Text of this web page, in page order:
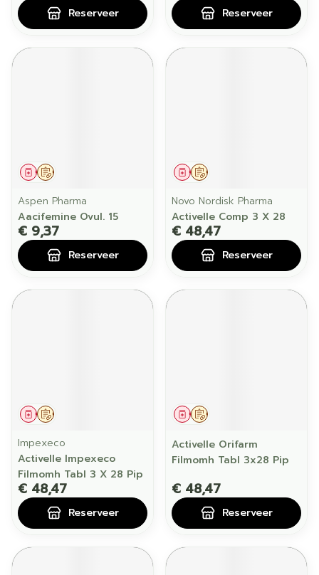
Reserveer Reserveer
Op voorschrift
Geneesmiddel
Aspen Pharma
Aacifemine Ovul. 15
€ 9,37
Reserveer
Op voorschrift
Geneesmiddel
Novo Nordisk Pharma
Activelle Comp 3 X 28
€ 48,47
Reserveer
Op voorschrift
Geneesmiddel
Impexeco
Activelle Impexeco
Filmomh Tabl 3 X 28 Pip
€ 48,47
Reserveer
Op voorschrift
Geneesmiddel
Activelle Orifarm
Filmomh Tabl 3x28 Pip
€ 48,47
Reserveer